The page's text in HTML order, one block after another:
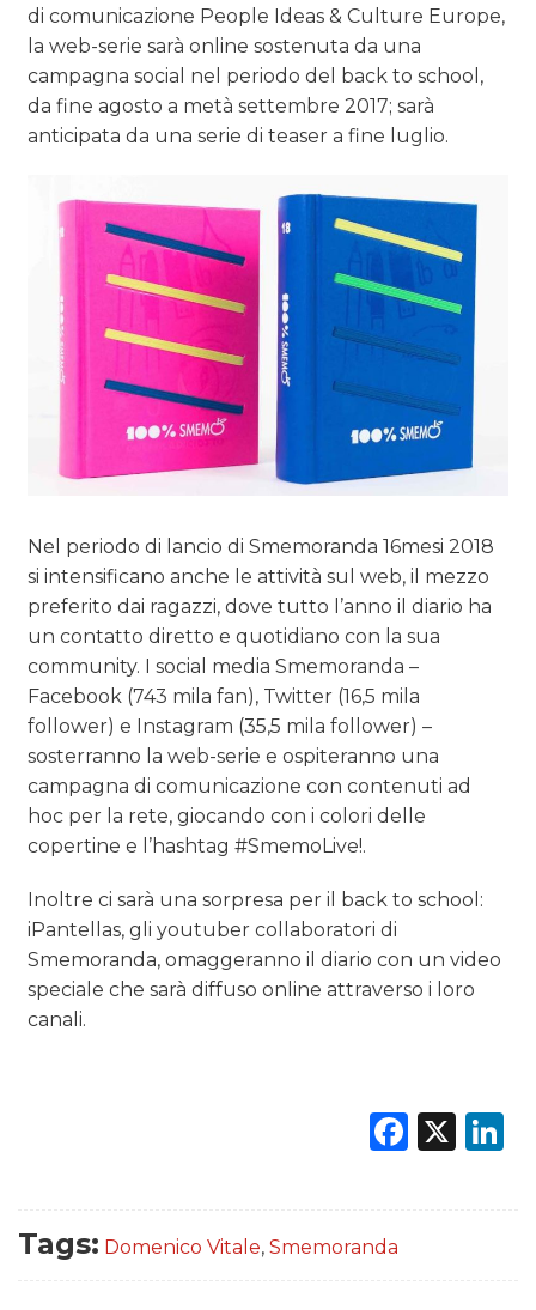
di comunicazione People Ideas & Culture Europe,
la web-serie sarà online sostenuta da una
campagna social nel periodo del back to school,
da fine agosto a metà settembre 2017; sarà
anticipata da una serie di teaser a fine luglio.
Nel periodo di lancio di Smemoranda 16mesi 2018
si intensificano anche le attività sul web, il mezzo
preferito dai ragazzi, dove tutto l’anno il diario ha
un contatto diretto e quotidiano con la sua
community. I social media Smemoranda –
Facebook (743 mila fan), Twitter (16,5 mila
follower) e Instagram (35,5 mila follower) –
sosterranno la web-serie e ospiteranno una
campagna di comunicazione con contenuti ad
hoc per la rete, giocando con i colori delle
copertine e l’hashtag #SmemoLive!.
Inoltre ci sarà una sorpresa per il back to school:
iPantellas, gli youtuber collaboratori di
Smemoranda, omaggeranno il diario con un video
speciale che sarà diffuso online attraverso i loro
canali.
X
Tags: Domenico Vitale, Smemoranda